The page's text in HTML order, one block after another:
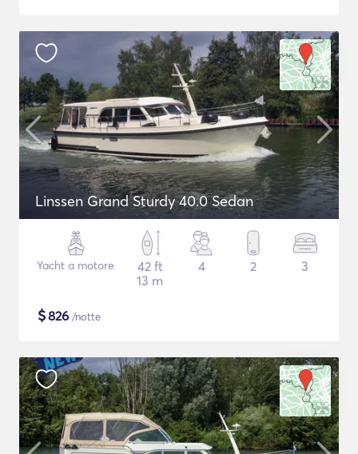
Linssen Grand Sturdy 40.0 Sedan
Yacht a motore
42 ft
13 m
4 2 3
$826 /notte